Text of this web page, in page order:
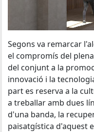
Segons va remarcar
el compromís del
del conjunt a la
innovació i la
part es reserva a la
a treballar amb dues
d'una banda, la
paisatgística d'aquest